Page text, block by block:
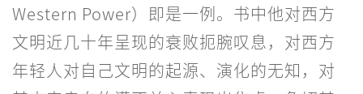
Western Power）即是一例。书中他对西方
文明近几十年呈现的衰败扼腕叹息，对西方
年轻人对自己文明的起源、演化的无知，对